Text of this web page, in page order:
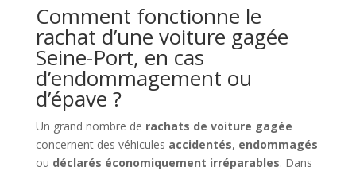
Comment fonctionne le
rachat d’une voiture gagée
Seine-Port, en cas
d’endommagement ou
d’épave ?
Un grand nombre de rachats de voiture gagée
concernent des véhicules accidentés, endommagés
ou déclarés économiquement irréparables. Dans